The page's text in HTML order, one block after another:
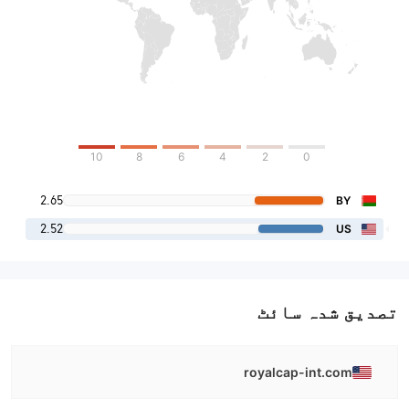
0
2
4
6
8
10
BY
2.65
US
2.52
تصدیق شدہ سائٹ
royalcap-int.com